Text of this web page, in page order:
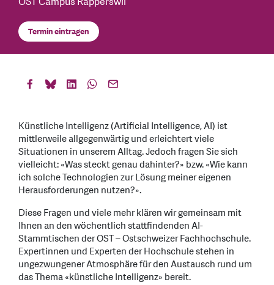
Termin eintragen
Künstliche Intelligenz (Artificial Intelligence, AI) ist
mittlerweile allgegenwärtig und erleichtert viele
Situationen in unserem Alltag. Jedoch fragen Sie sich
vielleicht: «Was steckt genau dahinter?» bzw. «Wie kann
ich solche Technologien zur Lösung meiner eigenen
Herausforderungen nutzen?».
Diese Fragen und viele mehr klären wir gemeinsam mit
Ihnen an den wöchentlich stattfindenden AI-
Stammtischen der OST – Ostschweizer Fachhochschule.
Expertinnen und Experten der Hochschule stehen in
ungezwungener Atmosphäre für den Austausch rund um
das Thema «künstliche Intelligenz» bereit.